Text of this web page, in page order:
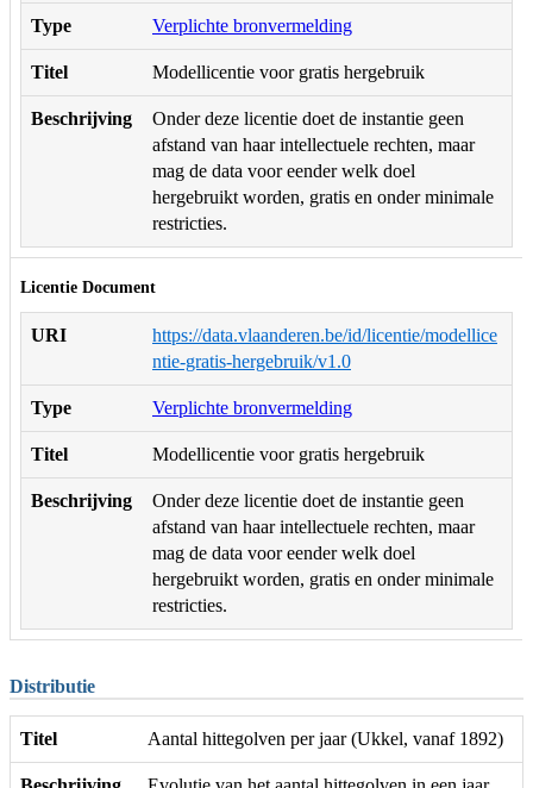
Type Verplichte bronvermelding
Titel Modellicentie voor gratis hergebruik
Beschrijving
Onder deze licentie doet de instantie geen
afstand van haar intellectuele rechten, maar
mag de data voor eender welk doel
hergebruikt worden, gratis en onder minimale
restricties.
Licentie Document
URI
https://data.vlaanderen.be/id/licentie/modellice
ntie-gratis-hergebruik/v1.0
Type Verplichte bronvermelding
Titel Modellicentie voor gratis hergebruik
Beschrijving
Onder deze licentie doet de instantie geen
afstand van haar intellectuele rechten, maar
mag de data voor eender welk doel
hergebruikt worden, gratis en onder minimale
restricties.
Distributie
Titel Aantal hittegolven per jaar (Ukkel, vanaf 1892)